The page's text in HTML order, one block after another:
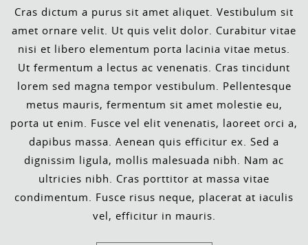
Cras dictum a purus sit amet aliquet. Vestibulum sit
amet ornare velit. Ut quis velit dolor. Curabitur vitae
nisi et libero elementum porta lacinia vitae metus.
Ut fermentum a lectus ac venenatis. Cras tincidunt
lorem sed magna tempor vestibulum. Pellentesque
metus mauris, fermentum sit amet molestie eu,
porta ut enim. Fusce vel elit venenatis, laoreet orci a,
dapibus massa. Aenean quis efficitur ex. Sed a
dignissim ligula, mollis malesuada nibh. Nam ac
ultricies nibh. Cras porttitor at massa vitae
condimentum. Fusce risus neque, placerat at iaculis
vel, efficitur in mauris.